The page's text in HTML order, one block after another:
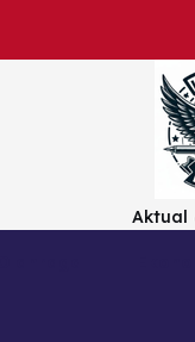
Aktual